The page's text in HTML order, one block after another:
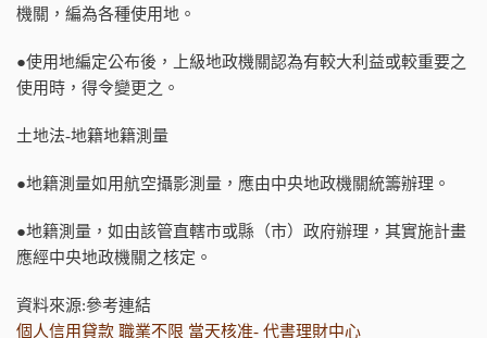
機關，編為各種使用地。
●使用地編定公布後，上級地政機關認為有較大利益或較重要之
使用時，得令變更之。
土地法-地籍地籍測量
●地籍測量如用航空攝影測量，應由中央地政機關統籌辦理。
●地籍測量，如由該管直轄市或縣（市）政府辦理，其實施計畫
應經中央地政機關之核定。
資料來源:參考連結
個人信用貸款 職業不限 當天核准- 代書理財中心